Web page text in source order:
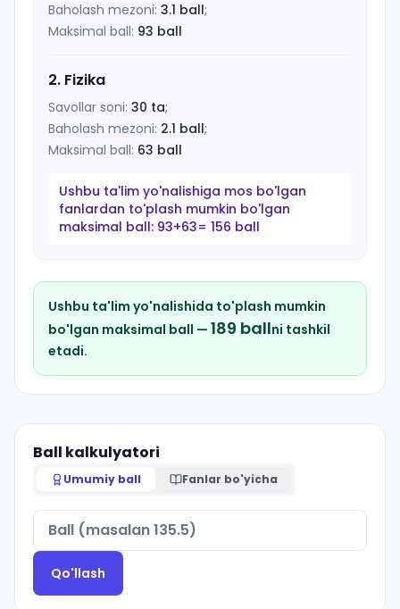
Baholash mezoni: 3.1 ball;
Maksimal ball: 93 ball
2. Fizika
Savollar soni: 30 ta;
Baholash mezoni: 2.1 ball;
Maksimal ball: 63 ball
Ushbu ta'lim yo'nalishiga mos bo'lgan
fanlardan to'plash mumkin bo'lgan
maksimal ball: 93+63= 156 ball
Ushbu ta'lim yo'nalishida to'plash mumkin
bo'lgan maksimal ball — 189 ballni tashkil
etadi.
Ball kalkulyatori
Umumiy ball Fanlar bo'yicha
Qo'llash